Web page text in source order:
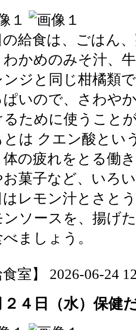
の給食は、ごはん
わかめのみそ汁、
ンジと同じ柑橘類
ぱいので、さわや
るために使うこと
とは クエン酸とい
体の疲れをとる働
お菓子など、いろ
はレモン汁とさと
ンソースを、揚げ
ましょう。
食室】 2026-06-24
２４日（水）保健